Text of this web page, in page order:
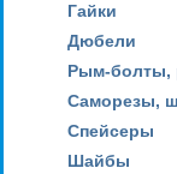
Гайки
Дюбели
Рым-болты,
Саморезы,
Спейсеры
Шайбы